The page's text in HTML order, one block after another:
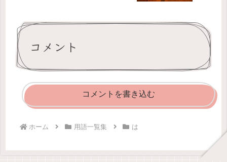
コメント
コメントを書き込む
ホーム 用語一覧集 は